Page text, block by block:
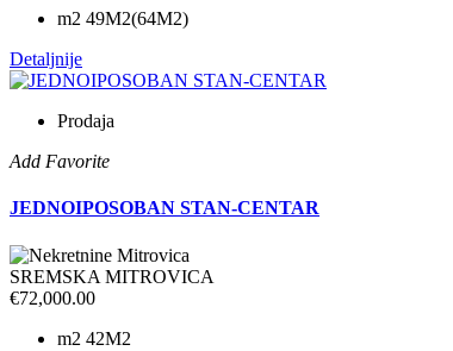
m2 49M2(64M2)
Detaljnije
Prodaja
Add Favorite
JEDNOIPOSOBAN STAN-CENTAR
SREMSKA MITROVICA
€72,000.00
m2 42M2